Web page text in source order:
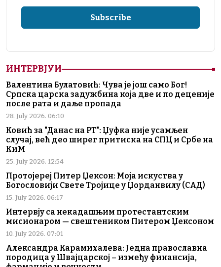
ИНТЕРВЈУИ
Валентина Булатовић: Чува је још само Бог!
Српска царска задужбина која две и по деценије
после рата и даље пропада
28. July 2026. 06:10
Ковић за "Данас на РТ": Џуфка није усамљен
случај, већ део ширег притиска на СПЦ и Србе на
КиМ
25. July 2026. 12:54
Протојереј Питер Џексон: Моја искуства у
Богословији Свете Тројице у Џорданвилу (САД)
15. July 2026. 06:17
Интервју са некадашњим протестантским
мисионаром — свештеником Питером Џексоном
10. July 2026. 07:01
Александра Карамихалева: Једна православна
породица у Швајцарској – између финансија,